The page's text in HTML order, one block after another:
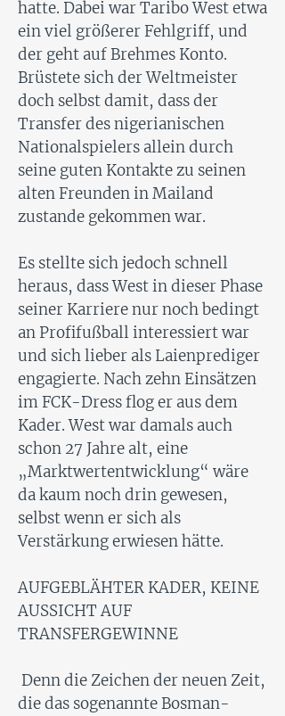
hatte. Dabei war Taribo West etwa
ein viel größerer Fehlgriff, und
der geht auf Brehmes Konto.
Brüstete sich der Weltmeister
doch selbst damit, dass der
Transfer des nigerianischen
Nationalspielers allein durch
seine guten Kontakte zu seinen
alten Freunden in Mailand
zustande gekommen war.
Es stellte sich jedoch schnell
heraus, dass West in dieser Phase
seiner Karriere nur noch bedingt
an Profifußball interessiert war
und sich lieber als Laienprediger
engagierte. Nach zehn Einsätzen
im FCK-Dress flog er aus dem
Kader. West war damals auch
schon 27 Jahre alt, eine
„Marktwertentwicklung“ wäre
da kaum noch drin gewesen,
selbst wenn er sich als
Verstärkung erwiesen hätte.
AUFGEBLÄHTER KADER, KEINE
AUSSICHT AUF
TRANSFERGEWINNE
Denn die Zeichen der neuen Zeit,
die das sogenannte Bosman-